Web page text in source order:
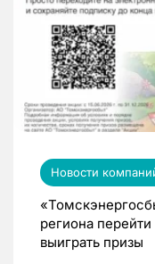
Новости
региона
выиграть призы